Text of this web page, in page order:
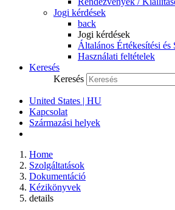
Jogi kérdések
back
Jogi kérdések
Általános Értékesítési és
Használati feltételek
Keresés
Keresés
United States | HU
Kapcsolat
Származási helyek
Home
Szolgáltatások
Dokumentáció
Kézikönyvek
details